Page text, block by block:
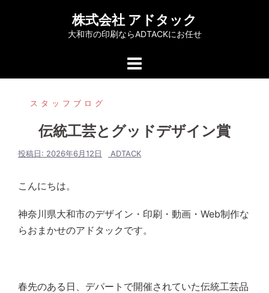
株式会社 アドタック
大和市の印刷ならADTACKにお任せ
スタッフブログ
伝統工芸とグッドデザイン賞
投稿日: 2026年6月12日 ADTACK
こんにちは。
神奈川県大和市のデザイン・印刷・動画・Web制作な
らおまかせのアドタックです。
春先のある日、デパートで開催されていた伝統工芸品